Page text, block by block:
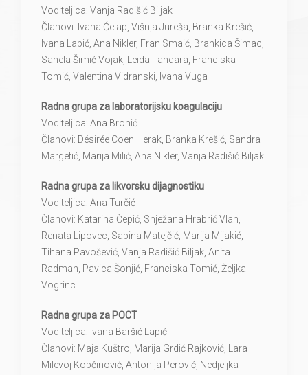
Voditeljica: Vanja Radišić Biljak
Članovi: Ivana Ćelap, Višnja Jureša, Branka Krešić,
Ivana Lapić, Ana Nikler, Fran Smaić, Brankica Šimac,
Sanela Šimić Vojak, Leida Tandara, Franciska
Tomić, Valentina Vidranski, Ivana Vuga
Radna grupa za laboratorijsku koagulaciju
Voditeljica: Ana Bronić
Članovi: Désirée Coen Herak, Branka Krešić, Sandra
Margetić, Marija Milić, Ana Nikler, Vanja Radišić Biljak
Radna grupa za likvorsku dijagnostiku
Voditeljica: Ana Turčić
Članovi: Katarina Čepić, Snježana Hrabrić Vlah,
Renata Lipovec, Sabina Matejčić, Marija Mijakić,
Tihana Pavošević, Vanja Radišić Biljak, Anita
Radman, Pavica Šonjić, Franciska Tomić, Željka
Vogrinc
Radna grupa za POCT
Voditeljica: Ivana Baršić Lapić
Članovi: Maja Kuštro, Marija Grdić Rajković, Lara
Milevoj Kopčinović, Antonija Perović, Nedjeljka